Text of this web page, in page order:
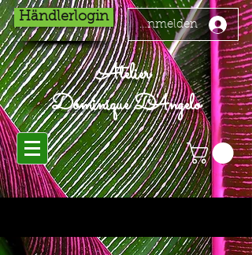
Händlerlogin
Anmelden
Atelier
Dominique D'Angelo